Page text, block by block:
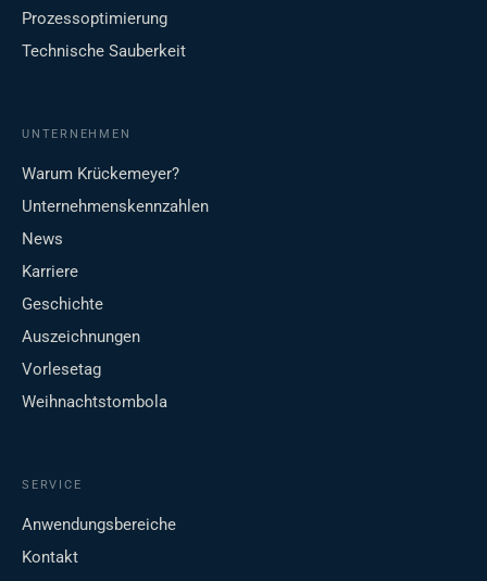
Prozessoptimierung
Technische Sauberkeit
UNTERNEHMEN
Warum Krückemeyer?
Unternehmenskennzahlen
News
Karriere
Geschichte
Auszeichnungen
Vorlesetag
Weihnachtstombola
SERVICE
Anwendungsbereiche
Kontakt